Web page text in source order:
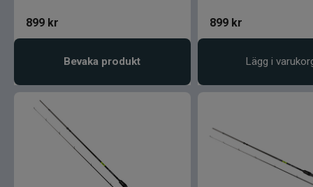
899 kr
Bevaka produkt
899 kr
Lägg i